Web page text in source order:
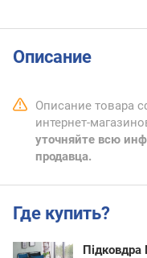
Описание
Описание товара
интернет-
уточняйте всю
продавца.
Где купить?